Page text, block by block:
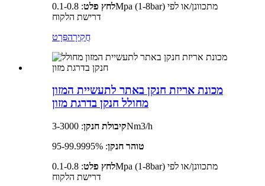
לחץ פלט : 0.1-0.8Mpa (1-8bar) מתכוונן/או לפי
דרישת הלקוח
חֲקִירָהפְּרָט
מכונת אריזת חנקן באתר לתעשיית המזון
מחולל חנקן בדרגת מזון
קיבולת חנקן: 3-3000Nm3/h
טוהר חנקן: 95-99.9995%
לחץ פלט : 0.1-0.8Mpa (1-8bar) מתכוונן/או לפי
דרישת הלקוח